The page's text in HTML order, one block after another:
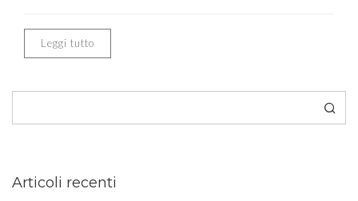
Leggi tutto
Articoli recenti